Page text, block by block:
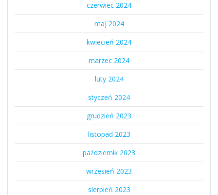
czerwiec 2024
maj 2024
kwiecień 2024
marzec 2024
luty 2024
styczeń 2024
grudzień 2023
listopad 2023
październik 2023
wrzesień 2023
sierpień 2023